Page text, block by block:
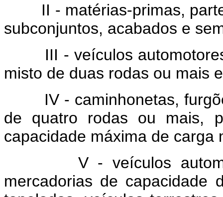
II - matérias-primas,
subconjuntos, acabados e
III - veículos automotores
misto de duas rodas ou mais
IV - caminhonetas,
de quatro rodas ou mais,
capacidade máxima de carga
V - veículos
mercadorias de capacidade